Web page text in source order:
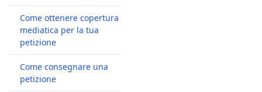
Come ottenere copertura
mediatica per la tua
petizione
Come consegnare una
petizione